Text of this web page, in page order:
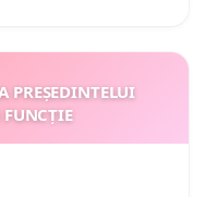
PREȘEDINTELUI